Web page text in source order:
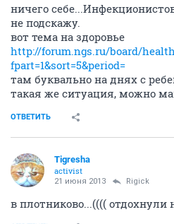
ничего
не подскажу.
вот тема на здоровье
http://forum.ngs.ru/board/
fpart=1&sort=5&period=
там буквально на днях с
такая же ситуация, можно
ОТВЕТИТЬ
Tigresha
activist
21 июня 2013 Rigick
в плотниково...(((( отдохнули